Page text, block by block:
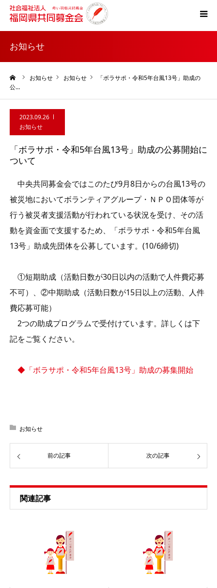
お知らせ
お知らせ お知らせ
「ボラサポ・令和5年台風13号」助成の
公…
2023.09.26
お知らせ
「ボラサポ・令和5年台風13号」助成の公募開始に
ついて
中央共同募金会ではこのたび9月8日からの台風13号の
被災地においてボランティアグループ・ＮＰＯ団体等が
行う被災者支援活動が行われている状況を受け、その活
動を資金面で支援するため、「ボラサポ・令和5年台風
13号」助成先団体を公募しています。(10/6締切)
①短期助成（活動日数が30日以内の活動で人件費応募
不可）、②中期助成（活動日数が15日以上の活動、人件
費応募可能）
2つの助成プログラムで受付けています。詳しくは下
記をご覧ください。
◆「ボラサポ・令和5年台風13号」助成の募集開始
お知らせ
前の記事 次の記事
関連記事
ホーム
税制上の優遇措置
よくある質問